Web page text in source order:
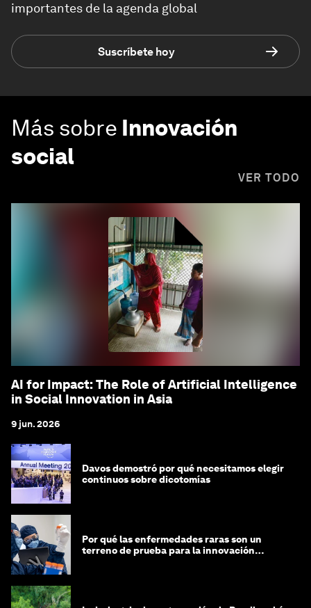
importantes de la agenda global
Suscríbete hoy
Más sobre Innovación
social
VER TODO
AI for Impact: The Role of Artificial Intelligence
in Social Innovation in Asia
9 jun. 2026
Davos demostró por qué necesitamos elegir
continuos sobre dicotomías
Por qué las enfermedades raras son un
terreno de prueba para la innovación